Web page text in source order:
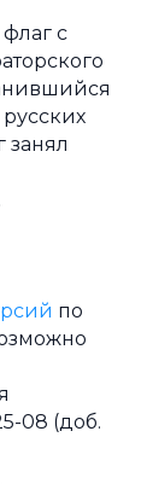
с
занял
по
08 (доб.